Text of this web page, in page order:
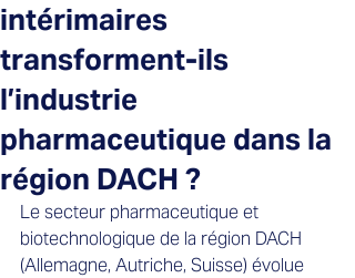
intérimaires
transforment-ils
l’industrie
pharmaceutique dans la
région DACH ?
Le secteur pharmaceutique et
biotechnologique de la région DACH
(Allemagne, Autriche, Suisse) évolue